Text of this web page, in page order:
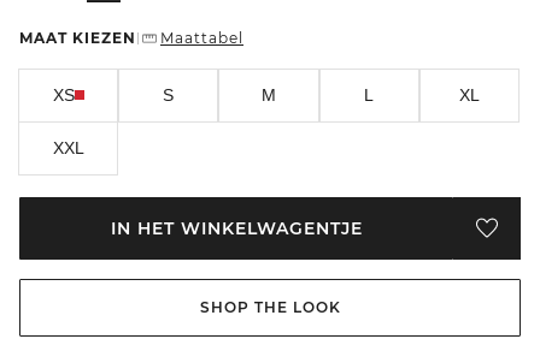
MAAT KIEZEN Maattabel
XS S M L XL
XXL
IN HET WINKELWAGENTJE
SHOP THE LOOK